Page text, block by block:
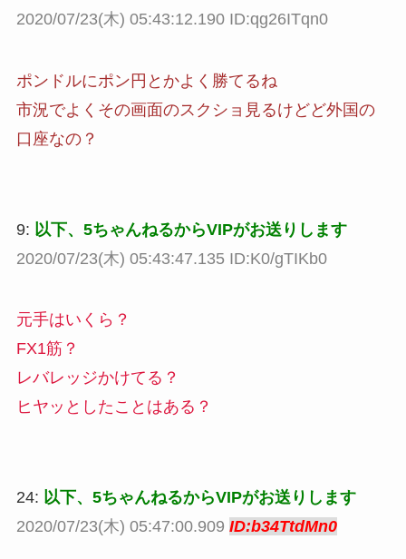
2020/07/23(木) 05:43:12.190 ID:qg26ITqn0
ポンドルにポン円とかよく勝てるね
市況でよくその画面のスクショ見るけどど外国の
口座なの？
9: 以下、5ちゃんねるからVIPがお送りします
2020/07/23(木) 05:43:47.135 ID:K0/gTIKb0
元手はいくら？
FX1筋？
レバレッジかけてる？
ヒヤッとしたことはある？
24: 以下、5ちゃんねるからVIPがお送りします
2020/07/23(木) 05:47:00.909 ID:b34TtdMn0